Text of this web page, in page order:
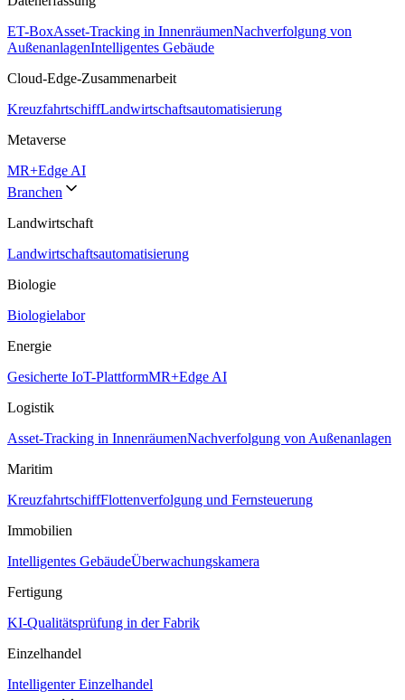
ET-BoxAsset-Tracking in InnenräumenNachverfolgung von
AußenanlagenIntelligentes Gebäude
Cloud-Edge-Zusammenarbeit
KreuzfahrtschiffLandwirtschaftsautomatisierung
Metaverse
MR+Edge AI
Branchen
Landwirtschaft
Landwirtschaftsautomatisierung
Biologie
Biologielabor
Energie
Gesicherte IoT-PlattformMR+Edge AI
Logistik
Asset-Tracking in InnenräumenNachverfolgung von Außenanlagen
Maritim
KreuzfahrtschiffFlottenverfolgung und Fernsteuerung
Immobilien
Intelligentes GebäudeÜberwachungskamera
Fertigung
KI-Qualitätsprüfung in der Fabrik
Einzelhandel
Intelligenter Einzelhandel